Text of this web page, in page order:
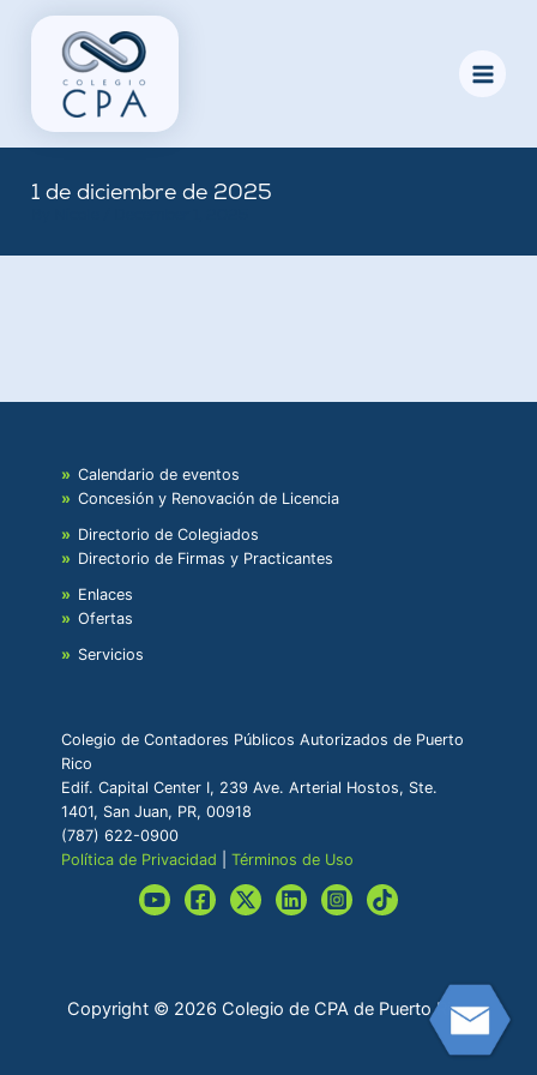
1 de diciembre de 2025
Calendario de eventos
Concesión y Renovación de Licencia
Directorio de Colegiados
Directorio de Firmas y Practicantes
Enlaces
Ofertas
Servicios
Colegio de Contadores Públicos Autorizados de Puerto
Rico
Edif. Capital Center I, 239 Ave. Arterial Hostos, Ste.
1401, San Juan, PR, 00918
(787) 622-0900
Política de Privacidad |Términos de Uso
Copyright © 2026 Colegio de CPA de Puerto Rico